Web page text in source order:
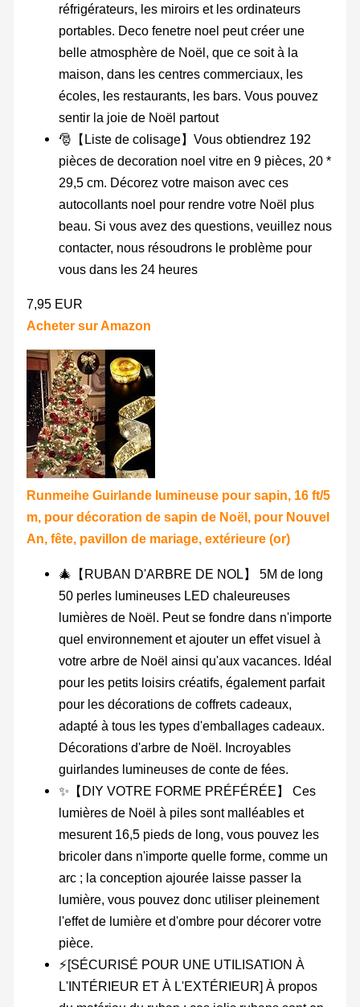
réfrigérateurs, les miroirs et les ordinateurs
portables. Deco fenetre noel peut créer une
belle atmosphère de Noël, que ce soit à la
maison, dans les centres commerciaux, les
écoles, les restaurants, les bars. Vous pouvez
sentir la joie de Noël partout
🎅【Liste de colisage】Vous obtiendrez 192
pièces de decoration noel vitre en 9 pièces, 20 *
29,5 cm. Décorez votre maison avec ces
autocollants noel pour rendre votre Noël plus
beau. Si vous avez des questions, veuillez nous
contacter, nous résoudrons le problème pour
vous dans les 24 heures
7,95 EUR
Acheter sur Amazon
Runmeihe Guirlande lumineuse pour sapin, 16 ft/5
m, pour décoration de sapin de Noël, pour Nouvel
An, fête, pavillon de mariage, extérieure (or)
🎄【RUBAN D'ARBRE DE NOL】 5M de long
50 perles lumineuses LED chaleureuses
lumières de Noël. Peut se fondre dans n'importe
quel environnement et ajouter un effet visuel à
votre arbre de Noël ainsi qu'aux vacances. Idéal
pour les petits loisirs créatifs, également parfait
pour les décorations de coffrets cadeaux,
adapté à tous les types d'emballages cadeaux.
Décorations d'arbre de Noël. Incroyables
guirlandes lumineuses de conte de fées.
✨【DIY VOTRE FORME PRÉFÉRÉE】 Ces
lumières de Noël à piles sont malléables et
mesurent 16,5 pieds de long, vous pouvez les
bricoler dans n'importe quelle forme, comme un
arc ; la conception ajourée laisse passer la
lumière, vous pouvez donc utiliser pleinement
l'effet de lumière et d'ombre pour décorer votre
pièce.
⚡[SÉCURISÉ POUR UNE UTILISATION À
L'INTÉRIEUR ET À L'EXTÉRIEUR] À propos